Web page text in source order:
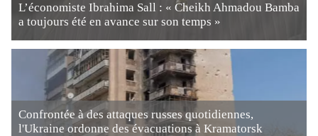
L’économiste Ibrahima Sall : « Cheikh Ahmadou Bamba
a toujours été en avance sur son temps »
Confrontée à des attaques russes quotidiennes,
l'Ukraine ordonne des évacuations à Kramatorsk